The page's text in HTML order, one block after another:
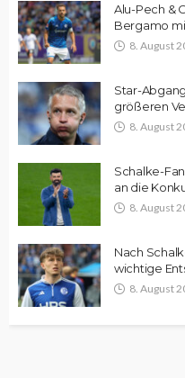
Alu-Pech &
Bergamo
8. August
Star-
größeren
8. August
Schalke-
an die
8. August
Nach
wichtige
8. August